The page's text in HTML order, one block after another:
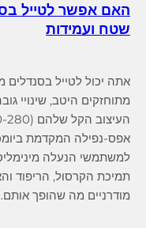
האם אפשר לטייל
שטח ועמידות
אתה יכול לטייל
מתוחזקים היטב, שינויי
אפס-נפילה המקדמת
למשתמשי הנעלה
תמיכת הקרסול, הריפוד
מודרניים מה שהופך